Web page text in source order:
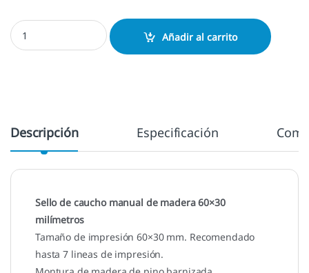
Sello manual 60x30 mm. cantidad
Añadir al carrito
Descripción Especificación
Sello de caucho manual de madera 60×30
milímetros
Tamaño de impresión 60×30 mm. Recomendado
hasta 7 lineas de impresión.